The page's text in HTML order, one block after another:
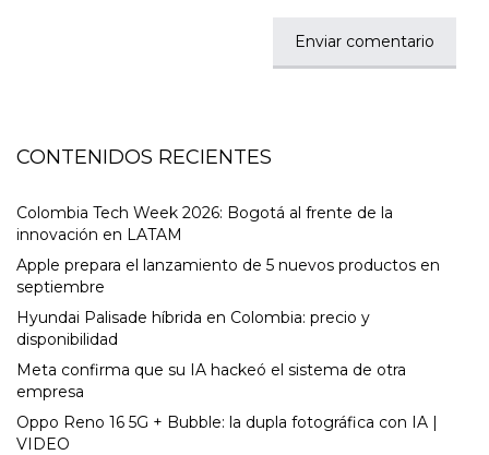
CONTENIDOS RECIENTES
Colombia Tech Week 2026: Bogotá al frente de la
innovación en LATAM
Apple prepara el lanzamiento de 5 nuevos productos en
septiembre
Hyundai Palisade híbrida en Colombia: precio y
disponibilidad
Meta confirma que su IA hackeó el sistema de otra
empresa
Oppo Reno 16 5G + Bubble: la dupla fotográfica con IA |
VIDEO